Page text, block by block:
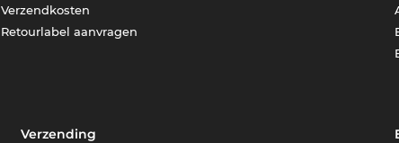
Verzendkosten
Retourlabel aanvragen
Verzending